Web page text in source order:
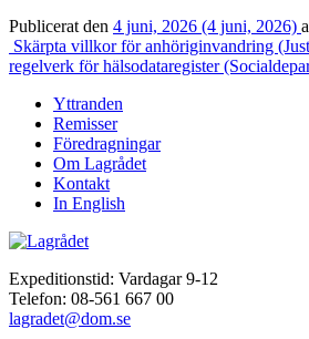
Publicerat den 4 juni, 2026 (4 juni, 2026)
Inläggsnavigering
Skärpta villkor för anhöriginvandring
regelverk för hälsodataregister
Yttranden
Remisser
Föredragningar
Om Lagrådet
Kontakt
In English
Expeditionstid: Vardagar 9-12
Telefon: 08-561 667 00
lagradet@dom.se